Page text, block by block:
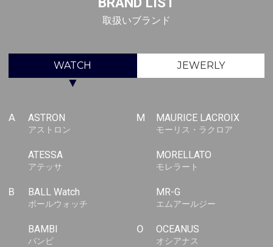
取扱いブランド
WATCH JEWERLY
▼
A ASTRON
アストロン
ATESSA
アテッサ
B BALL Watch
ボールウォッチ
BAMBI
バンビ
M MAURICE LACROIX
モーリス・ラクロア
MORELLATO
モレラート
MR-G
エムアールジー
O OCEANUS
オシアナス